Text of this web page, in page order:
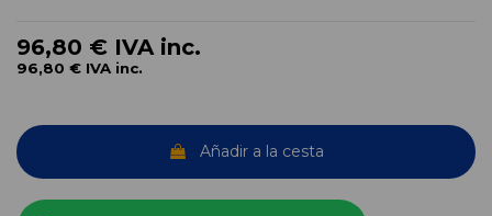
96,80 € IVA inc.
96,80 € IVA inc.
Añadir a la cesta